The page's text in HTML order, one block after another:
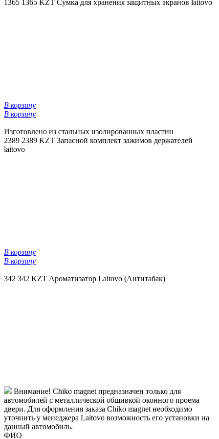
1365 1365 KZT Сумка для хранения защитных экранов laitovo
В корзину
В корзину
Изготовлено из стальных изолированных пластин
2389 2389 KZT Запасной комплект зажимов держателей
laitovo
В корзину
В корзину
342 342 KZT Ароматизатор Laitovo (Антитабак)
Внимание! Chiko magnet предназначен только для
автомобилей с металлической обшивкой оконного проема
двери. Для оформления заказа Chiko magnet необходимо
уточнить у менеджера Laitovo возможность его установки на
данный автомобиль.
ФИО